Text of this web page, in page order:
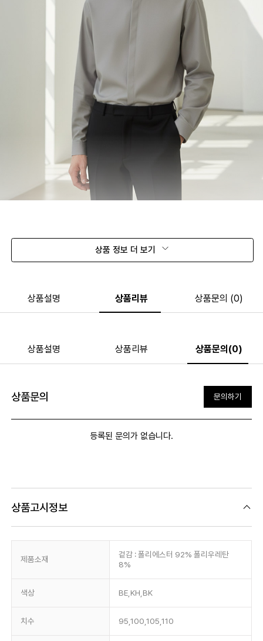
상품 정보 더 보기
상품설명 상품리뷰 상품문의 (0)
상품설명 상품리뷰 상품문의(0)
상품문의 문의하기
등록된 문의가 없습니다.
상품고시정보
제품소재
겉감 : 폴리에스터 92% 폴리우레탄
8%
색상 BE,KH,BK
치수 95,100,105,110